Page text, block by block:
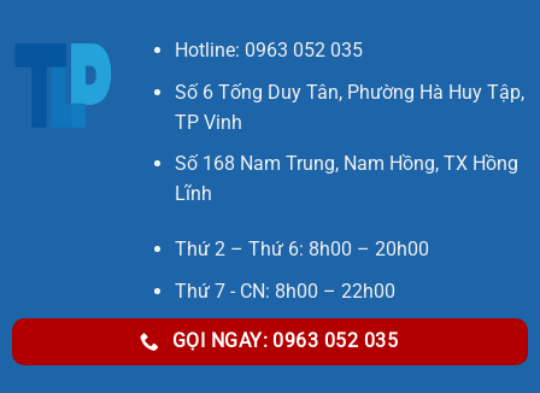
Hotline: 0963 052 035
Số 6 Tống Duy Tân, Phường Hà Huy Tập,
TP Vinh
Số 168 Nam Trung, Nam Hồng, TX Hồng
Lĩnh
Thứ 2 – Thứ 6: 8h00 – 20h00
Thứ 7 - CN: 8h00 – 22h00
GỌI NGAY: 0963 052 035